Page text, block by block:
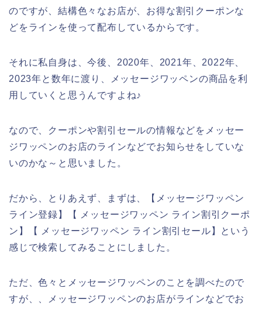
のですが、結構色々なお店が、お得な割引クーポンな
どをラインを使って配布しているからです。
それに私自身は、今後、2020年、2021年、2022年、
2023年と数年に渡り、メッセージワッペンの商品を利
用していくと思うんですよね♪
なので、クーポンや割引セールの情報などをメッセー
ジワッペンのお店のラインなどでお知らせをしていな
いのかな～と思いました。
だから、とりあえず、まずは、【メッセージワッペン
ライン登録】【 メッセージワッペン ライン割引クーポ
ン】【 メッセージワッペン ライン割引セール】という
感じで検索してみることにしました。
ただ、色々とメッセージワッペンのことを調べたので
すが、、メッセージワッペンのお店がラインなどでお